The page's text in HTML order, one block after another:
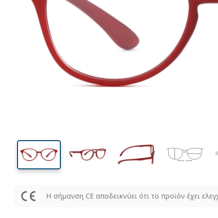
Μήκος σκελετού
37 mm
Ύψος φακού
47 mm
Μήκος φακού
Μήκος
Η σήμανση CE αποδεικνύει ότι το προϊόν έχει